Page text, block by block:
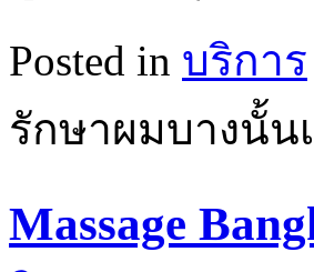
Posted in บริการ
รักษาผมบางนั้น
Massage